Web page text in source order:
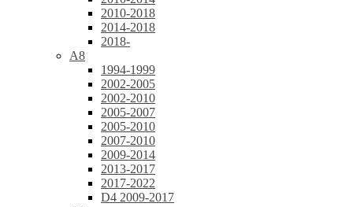
2010-2018
2014-2018
2018-
A8
1994-1999
2002-2005
2002-2010
2005-2007
2005-2010
2007-2010
2009-2014
2013-2017
2017-2022
D4 2009-2017